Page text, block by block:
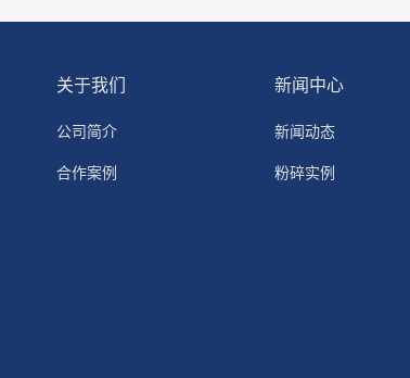
关于我们
公司简介
合作案例
新闻中心
新闻动态
粉碎实例